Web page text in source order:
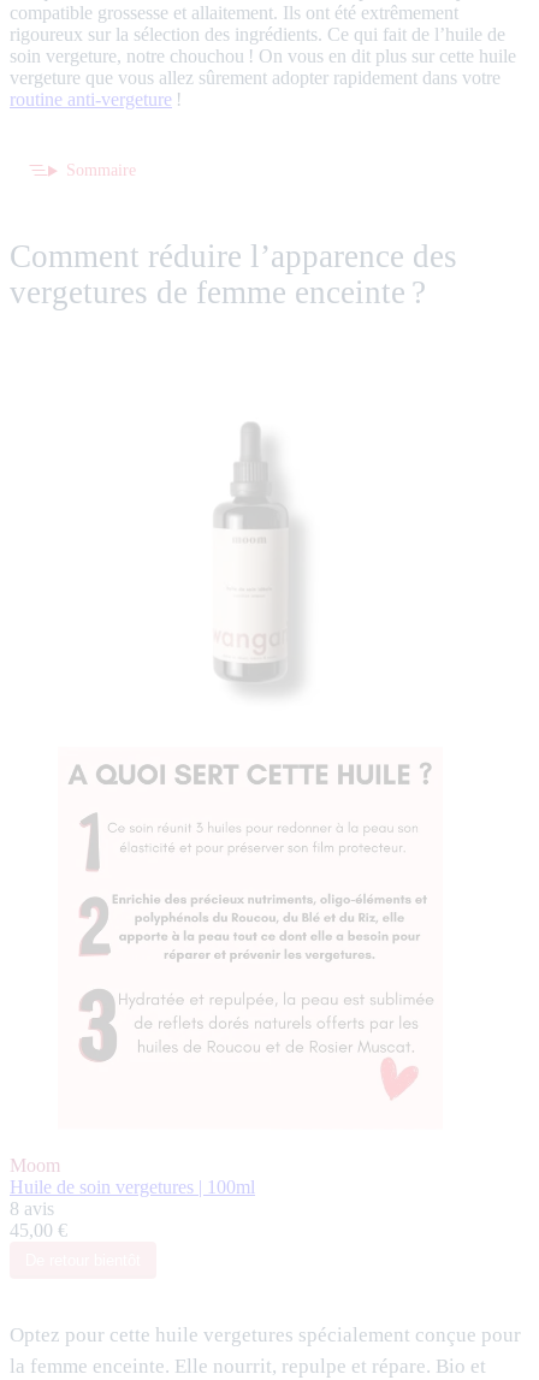
compatible grossesse et allaitement. Ils ont été extrêmement
rigoureux sur la sélection des ingrédients. Ce qui fait de l’huile de
soin vergeture, notre chouchou ! On vous en dit plus sur cette huile
vergeture que vous allez sûrement adopter rapidement dans votre
routine anti-vergeture !
Sommaire
Comment réduire l’apparence des
vergetures de femme enceinte ?
Moom
Huile de soin vergetures | 100ml
8 avis
45,00 €
Optez pour cette huile vergetures spécialement conçue pour
la femme enceinte. Elle nourrit, repulpe et répare. Bio et